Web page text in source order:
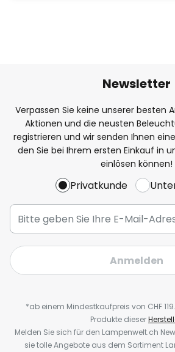
Newsletter
Verpassen Sie keine unserer besten
Aktionen und die neusten
registrieren und wir senden Ihnen
den Sie bei Ihrem ersten Einkauf in
einlösen können!
Privatkunde
Anmelden
*ab einem Mindestkaufpreis von CHF
Produkte dieser
Melden Sie sich für den Lampenwelt.ch
sie tolle Angebote aus dem Sortiment